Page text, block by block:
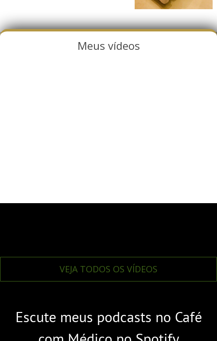
Meus vídeos
VEJA TODOS OS VÍDEOS
Escute meus podcasts no Café